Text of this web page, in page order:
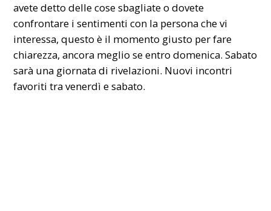
avete detto delle cose sbagliate o dovete
confrontare i sentimenti con la persona che vi
interessa, questo è il momento giusto per fare
chiarezza, ancora meglio se entro domenica. Sabato
sarà una giornata di rivelazioni. Nuovi incontri
favoriti tra venerdì e sabato.